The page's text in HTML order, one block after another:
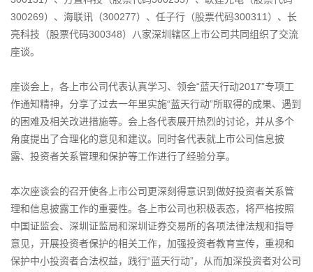
300269）、海联讯（300277）、任子行（股票代码300311）、长
亮科技（股票代码300348）八家深圳辖区上市公司共同组织了交流
座谈。
座谈会上，各上市公司代表认真学习、领会“蓝天行动2017”专项工
作通知精神，分享了过去一年里实施“蓝天行动”所取得的成果、遇到
的困难及相关改进措施等。会上各代表展开热烈的讨论，并从多个
角度提出了合理化的意见和建议。同时各代表就上市公司信息披
露、投资者关系管理和保护等工作进行了经验分享。
本次座谈会的召开使各上市公司更深刻得意识到做好投资者关系管
理和信息披露工作的重要性。各上市公司也积极表态，将严格按照
中国证监会、深圳证监局和深圳证券交易所的各项法律法规和指导
意见，开展投资者保护的相关工作，加强投资者教育宣传，重视和
保护中小投资者合法权益，践行“蓝天行动”，从而加深投资者对公司